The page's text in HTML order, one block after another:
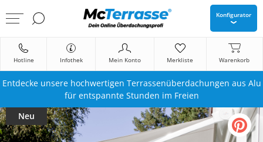
Konfigurator
Hotline Infothek Mein Konto Merkliste Warenkorb
Entdecke unsere hochwertigen Terrassenüberdachungen aus Alu
für entspannte Stunden im Freien
Neu